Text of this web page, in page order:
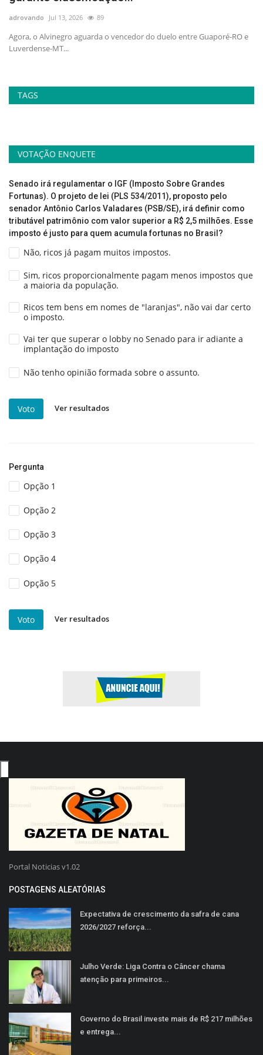
adrovando Jul 13, 2026 89
Agora, o Alvinegro aguarda o vencedor do duelo entre Guaporé-RO e
Luverdense-MT...
TAGS
VOTAÇÃO ENQUETE
Senado irá regulamentar o IGF (Imposto Sobre Grandes
Fortunas). O projeto de lei (PLS 534/2011), proposto pelo
senador Antônio Carlos Valadares (PSB/SE), irá definir como
tributável patrimônio com valor superior a R$ 2,5 milhões. Esse
imposto é justo para quem acumula fortunas no Brasil?
Não, ricos já pagam muitos impostos.
Sim, ricos proporcionalmente pagam menos impostos que
a maioria da população.
Ricos tem bens em nomes de "laranjas", não vai dar certo
o imposto.
Vai ter que superar o lobby no Senado para ir adiante a
implantação do imposto
Não tenho opinião formada sobre o assunto.
Voto Ver resultados
Pergunta
Opção 1
Opção 2
Opção 3
Opção 4
Opção 5
Voto Ver resultados
Portal Noticias v1.02
POSTAGENS ALEATÓRIAS
Expectativa de crescimento da safra de cana
2026/2027 reforça...
Julho Verde: Liga Contra o Câncer chama
atenção para primeiros...
Governo do Brasil investe mais de R$ 217 milhões
e entrega...